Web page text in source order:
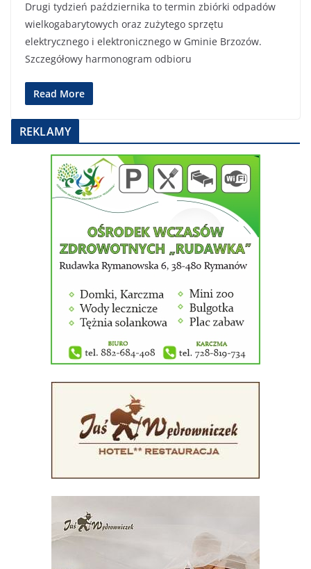
Drugi tydzień października to termin zbiórki odpadów
wielkogabarytowych oraz zużytego sprzętu
elektrycznego i elektronicznego w Gminie Brzozów.
Szczegółowy harmonogram odbioru
Read More
REKLAMY